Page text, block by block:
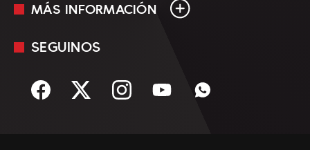
En Vivo
Sociedad
MÁS INFORMACIÓN
Mediakit
Términos y condiciones
SEGUINOS